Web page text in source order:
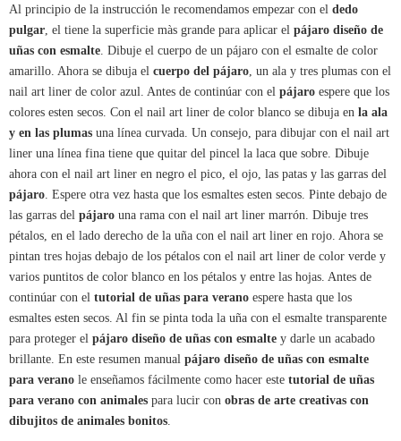
Al principio de la instrucción le recomendamos empezar con el dedo
pulgar, el tiene la superficie màs grande para aplicar el pájaro diseño de
uñas con esmalte. Dibuje el cuerpo de un pájaro con el esmalte de color
amarillo. Ahora se dibuja el cuerpo del pájaro, un ala y tres plumas con el
nail art liner de color azul. Antes de continúar con el pájaro espere que los
colores esten secos. Con el nail art liner de color blanco se dibuja en la ala
y en las plumas una línea curvada. Un consejo, para dibujar con el nail art
liner una línea fina tiene que quitar del pincel la laca que sobre. Dibuje
ahora con el nail art liner en negro el pico, el ojo, las patas y las garras del
pájaro. Espere otra vez hasta que los esmaltes esten secos. Pinte debajo de
las garras del pájaro una rama con el nail art liner marrón. Dibuje tres
pétalos, en el lado derecho de la uña con el nail art liner en rojo. Ahora se
pintan tres hojas debajo de los pétalos con el nail art liner de color verde y
varios puntitos de color blanco en los pétalos y entre las hojas. Antes de
continúar con el tutorial de uñas para verano espere hasta que los
esmaltes esten secos. Al fin se pinta toda la uña con el esmalte transparente
para proteger el pájaro diseño de uñas con esmalte y darle un acabado
brillante. En este resumen manual pájaro diseño de uñas con esmalte
para verano le enseñamos fácilmente como hacer este tutorial de uñas
para verano con animales para lucir con obras de arte creativas con
dibujitos de animales bonitos.